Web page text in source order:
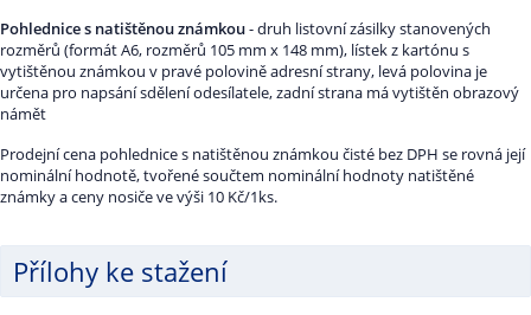
Pohlednice s natištěnou známkou- druh listovní zásilky stanovených
rozměrů (formát A6, rozměrů 105 mm x 148 mm), lístek z kartónu s
vytištěnou známkou v pravé polovině adresní strany, levá polovina je
určena pro napsání sdělení odesílatele, zadní strana má vytištěn obrazový
námět
Prodejní cena pohlednice s natištěnou známkou čisté bez DPH se rovná její
nominální hodnotě, tvořené součtem nominální hodnoty natištěné
známky a ceny nosiče ve výši 10 Kč/1ks.
Přílohy ke stažení